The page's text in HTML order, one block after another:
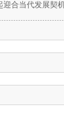
迎合当代发展契